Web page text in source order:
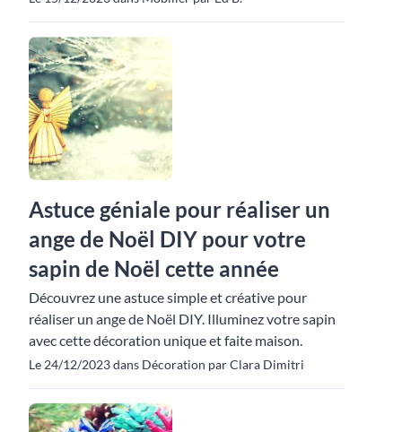
Astuce géniale pour réaliser un
ange de Noël DIY pour votre
sapin de Noël cette année
Découvrez une astuce simple et créative pour
réaliser un ange de Noël DIY. Illuminez votre sapin
avec cette décoration unique et faite maison.
Le 24/12/2023 dans Décoration par Clara Dimitri